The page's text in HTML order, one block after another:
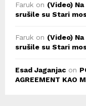
Faruk on (Video)
srušile su Stari
Faruk on (Video)
srušile su Stari
Esad Jaganjac on
AGREEMENT KAO